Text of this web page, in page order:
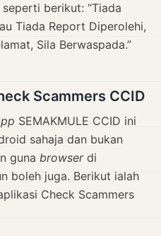
berikut: “Tiada
Tiada Report Diperolehi,
Sila Berwaspada.”
Scammers CCID
SEMAKMULE CCID ini
sahaja dan bukan
guna browserdi
boleh juga. Berikut ialah
Check Scammers